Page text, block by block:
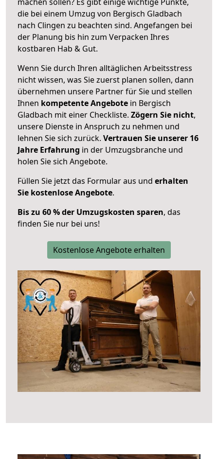
die bei einem Umzug von Bergisch Gladbach
nach Clingen zu beachten sind. Angefangen bei
der Planung bis hin zum Verpacken Ihres
kostbaren Hab & Gut.
Wenn Sie durch Ihren alltäglichen Arbeitsstress
nicht wissen, was Sie zuerst planen sollen, dann
übernehmen unsere Partner für Sie und stellen
Ihnen kompetente Angebote in Bergisch
Gladbach mit einer Checkliste. Zögern Sie nicht,
unsere Dienste in Anspruch zu nehmen und
lehnen Sie sich zurück. Vertrauen Sie unserer 16
Jahre Erfahrung in der Umzugsbranche und
holen Sie sich Angebote.
Füllen Sie jetzt das Formular aus und erhalten
Sie kostenlose Angebote.
Bis zu 60 % der Umzugskosten sparen, das
finden Sie nur bei uns!
Kostenlose Angebote erhalten